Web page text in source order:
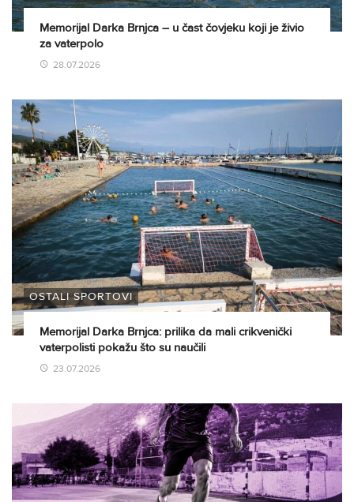
Memorijal Darka Brnjca – u čast čovjeku koji je živio
za vaterpolo
28.07.2026
OSTALI SPORTOVI
Memorijal Darka Brnjca: prilika da mali crikvenički
vaterpolisti pokažu što su naučili
23.07.2026